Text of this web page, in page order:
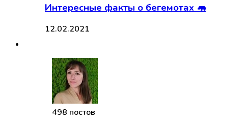
Интересные факты о бегемотах 🦛
12.02.2021
498 постов